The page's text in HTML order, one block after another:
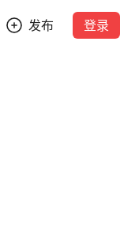
发布 登录